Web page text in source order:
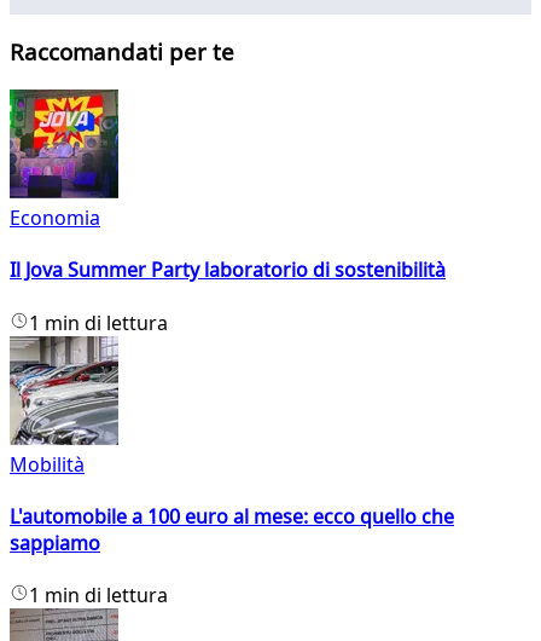
Raccomandati per te
Economia
Il Jova Summer Party laboratorio di sostenibilità
1 min di lettura
Mobilità
L'automobile a 100 euro al mese: ecco quello che
sappiamo
1 min di lettura